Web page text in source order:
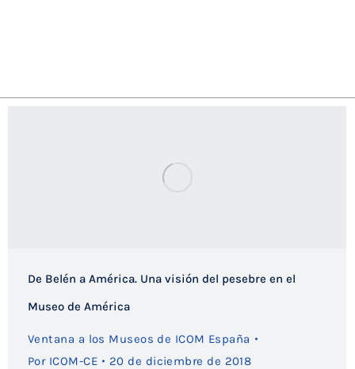
De Belén a América. Una visión del pesebre en el
Museo de América
Ventana a los Museos de ICOM España
Por ICOM-CE 20 de diciembre de 2018